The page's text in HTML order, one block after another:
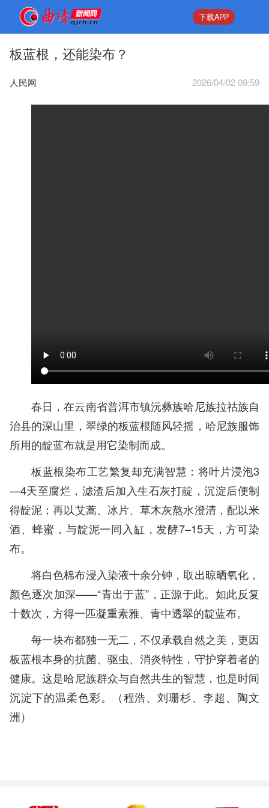
下载APP
板蓝根，还能染布？
人民网 2026/04/02 09:59
春日，在云南省普洱市镇沅彝族哈尼族拉祜族自
治县的深山里，翠绿的板蓝根随风轻摇，哈尼族服饰
所用的靛蓝布就是用它染制而成。
板蓝根染布工艺繁复却充满智慧：将叶片浸泡3
—4天至腐烂，滤渣后加入生石灰打靛，沉淀后便制
得靛泥；再以艾蒿、冰片、草木灰熬水澄清，配以米
酒、蜂蜜，与靛泥一同入缸，发酵7–15天，方可染
布。
将白色棉布浸入染液十余分钟，取出晾晒氧化，
颜色逐次加深——“青出于蓝”，正源于此。如此反复
十数次，方得一匹凝重素雅、青中透翠的靛蓝布。
每一块布都独一无二，不仅承载自然之美，更因
板蓝根本身的抗菌、驱虫、消炎特性，守护穿着者的
健康。这是哈尼族群众与自然共生的智慧，也是时间
沉淀下的温柔色彩。（程浩、刘珊杉、李超、陶文
洲）